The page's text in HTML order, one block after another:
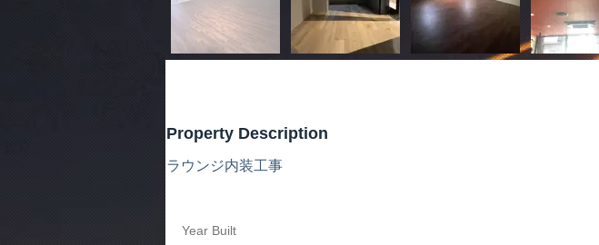
Property Description
ラウンジ内装工事
Year Built